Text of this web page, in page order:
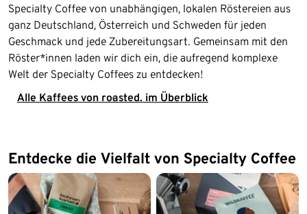
Specialty Coffee von unabhängigen, lokalen Röstereien aus
ganz Deutschland, Österreich und Schweden für jeden
Geschmack und jede Zubereitungsart. Gemeinsam mit den
Röster*innen laden wir dich ein, die aufregend komplexe
Welt der Specialty Coffees zu entdecken!
Alle Kaffees von roasted. im Überblick
Entdecke die Vielfalt von Specialty Coffee